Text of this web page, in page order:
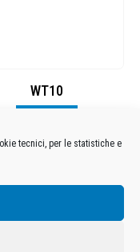
tecnici, per le statistiche e
WT10
-Privacy
- R.E.A. MB-1370021 -